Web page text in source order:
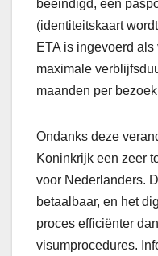
beëindigd, een
(identiteitskaart
ETA is ingevoerd
maximale
maanden per
Ondanks deze
Koninkrijk een zeer
voor Nederlanders.
betaalbaar, en het
proces efficiënter
visumprocedures.